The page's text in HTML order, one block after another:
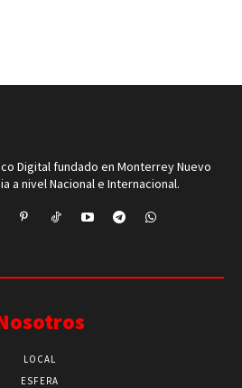
Digital fundado en Monterrey Nuevo
a nivel Nacional e Internacional.
LOCAL
ESFERA